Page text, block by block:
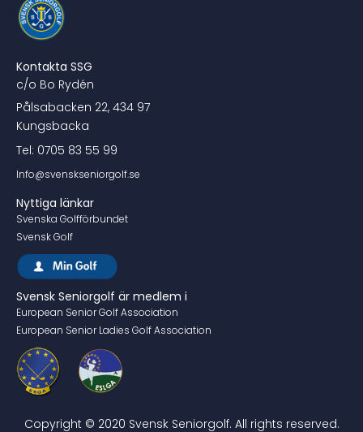
Kontakta SSG
c/o Bo Rydén
Pålsabacken 22, 434 97
Kungsbacka
Tel: 0705 83 55 99
Info@svenskseniorgolf.se
Nyttiga länkar
Svenska Golfförbundet
Svensk Golf
Svensk Seniorgolf är medlem i
European Senior Golf Association
European Senior Ladies Golf Association
Copyright © 2020 Svensk Seniorgolf. All rights reserved.